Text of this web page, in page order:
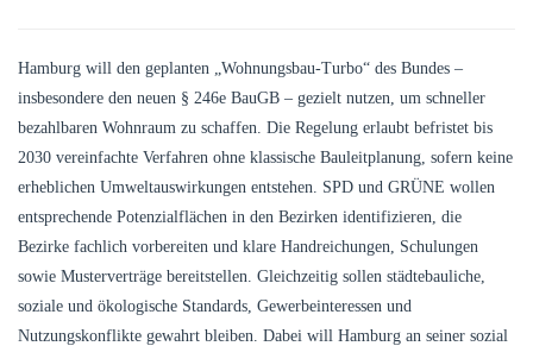
Hamburg will den geplanten „Wohnungsbau-Turbo“ des Bundes –
insbesondere den neuen § 246e BauGB – gezielt nutzen, um schneller
bezahlbaren Wohnraum zu schaffen. Die Regelung erlaubt befristet bis
2030 vereinfachte Verfahren ohne klassische Bauleitplanung, sofern keine
erheblichen Umweltauswirkungen entstehen. SPD und GRÜNE wollen
entsprechende Potenzialflächen in den Bezirken identifizieren, die
Bezirke fachlich vorbereiten und klare Handreichungen, Schulungen
sowie Musterverträge bereitstellen. Gleichzeitig sollen städtebauliche,
soziale und ökologische Standards, Gewerbeinteressen und
Nutzungskonflikte gewahrt bleiben. Dabei will Hamburg an seiner sozial